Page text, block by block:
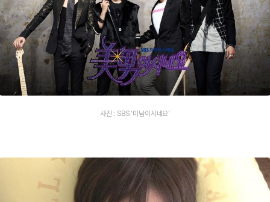
사진 : SBS '미남이시네요'